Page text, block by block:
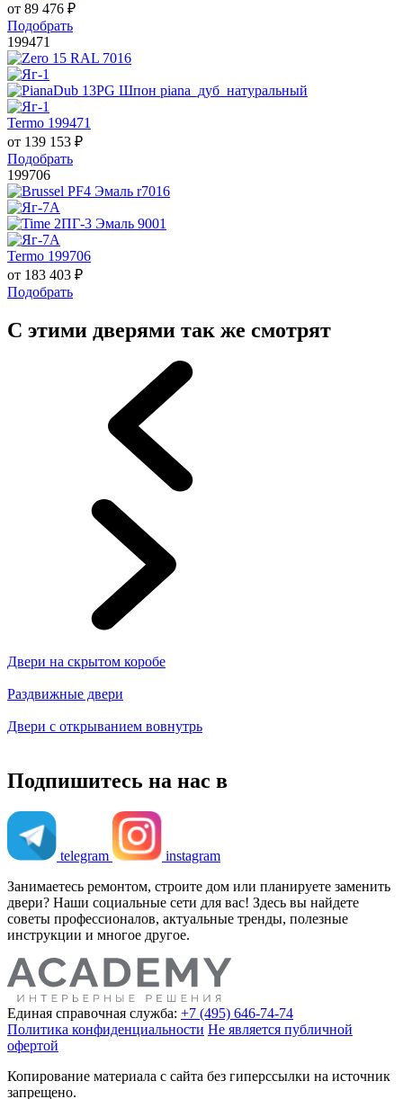
от 89 476 ₽
Подобрать
199471
Termo 199471
от 139 153 ₽
Подобрать
199706
Termo 199706
от 183 403 ₽
Подобрать
С этими дверями так же смотрят
Двери на скрытом коробе
Раздвижные двери
Двери с открыванием вовнутрь
Подпишитесь на нас в
telegram
instagram
Занимаетесь ремонтом, строите дом или планируете заменить
двери? Наши социальные сети для вас! Здесь вы найдете
советы профессионалов, актуальные тренды, полезные
инструкции и многое другое.
Единая справочная служба: +7 (495) 646-74-74
Политика конфиденциальности Не является публичной
офертой
Копирование материала с сайта без гиперссылки на источник
запрещено.